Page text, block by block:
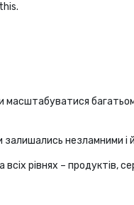
масштабуватися
залишались незламними і
рівнях – продуктів,